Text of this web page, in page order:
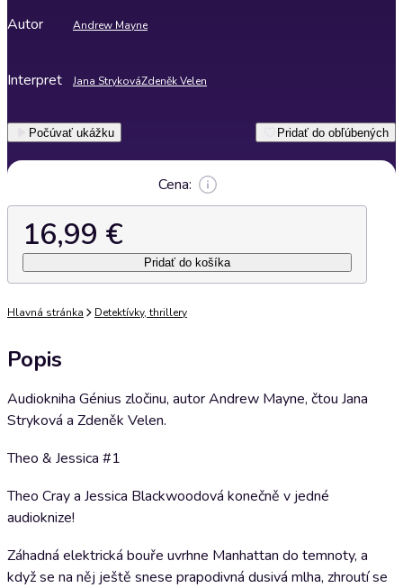
Autor Andrew Mayne
Interpret Jana StrykováZdeněk Velen
Počúvať ukážku Pridať do obľúbených
Cena:
16,99 €
Pridať do košíka
Hlavná stránka Detektívky, thrillery
Popis
Audiokniha Génius zločinu, autor Andrew Mayne, čtou Jana
Stryková a Zdeněk Velen.
Theo & Jessica #1
Theo Cray a Jessica Blackwoodová konečně v jedné
audioknize!
Záhadná elektrická bouře uvrhne Manhattan do temnoty, a
když se na něj ještě snese prapodivná dusivá mlha, zhroutí se